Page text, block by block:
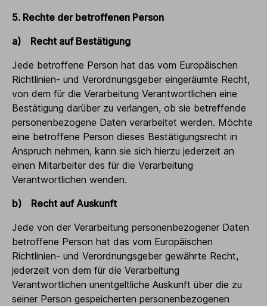
5. Rechte der betroffenen Person
a) Recht auf Bestätigung
Jede betroffene Person hat das vom Europäischen
Richtlinien- und Verordnungsgeber eingeräumte Recht,
von dem für die Verarbeitung Verantwortlichen eine
Bestätigung darüber zu verlangen, ob sie betreffende
personenbezogene Daten verarbeitet werden. Möchte
eine betroffene Person dieses Bestätigungsrecht in
Anspruch nehmen, kann sie sich hierzu jederzeit an
einen Mitarbeiter des für die Verarbeitung
Verantwortlichen wenden.
b) Recht auf Auskunft
Jede von der Verarbeitung personenbezogener Daten
betroffene Person hat das vom Europäischen
Richtlinien- und Verordnungsgeber gewährte Recht,
jederzeit von dem für die Verarbeitung
Verantwortlichen unentgeltliche Auskunft über die zu
seiner Person gespeicherten personenbezogenen